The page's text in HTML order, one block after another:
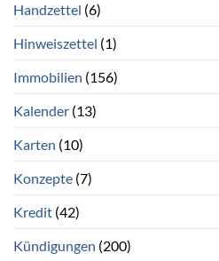
Handzettel (6)
Hinweiszettel (1)
Immobilien (156)
Kalender (13)
Karten (10)
Konzepte (7)
Kredit (42)
Kündigungen (200)